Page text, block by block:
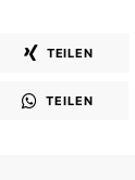
TEILEN
TEILEN